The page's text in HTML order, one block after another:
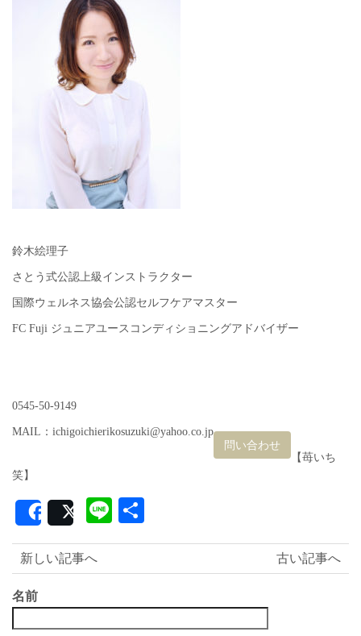
鈴木絵理子
さとう式公認上級インストラクター
国際ウェルネス協会公認セルフケアマスター
FC Fuji ジュニアユースコンディショニングアドバイザー
0545-50-9149
MAIL：ichigoichierikosuzuki@yahoo.co.jp
問い合わせ
【苺いち
笑】
SharePost Line
有
古い記事へ
新しい記事へ
名前